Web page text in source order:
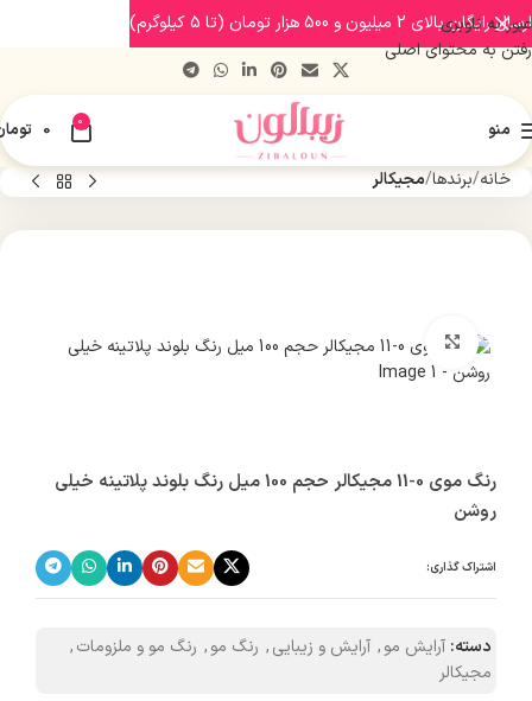
عبور به ناوبری
رفتن به محتوای اصلی
منو 0
0
خانه برندها مجیکالر
بزرگنمایی تصویر
رنگ موی 0-11 مجیکالر حجم 100 میل رنگ بلوند پلاتینه خیلی
روشن
اشتراک گذاری:
دسته: آرایش مو, آرایش و زیبایی, رنگ مو, رنگ مو و ملزومات,
مجیکالر
ارسال رایگان بالای 2 میلیون و 500 هزار تومان (تا 5 کیلوگرم)